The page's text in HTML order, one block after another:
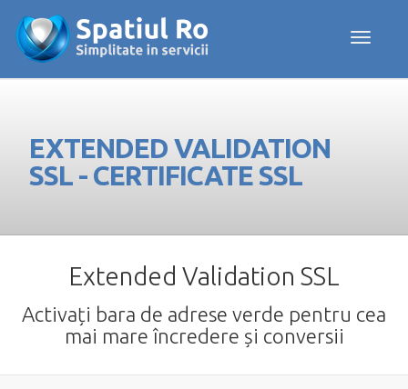
Toggle
EXTENDED VALIDATION
SSL - CERTIFICATE SSL
Extended Validation SSL
Activați bara de adrese verde pentru cea
mai mare încredere și conversii